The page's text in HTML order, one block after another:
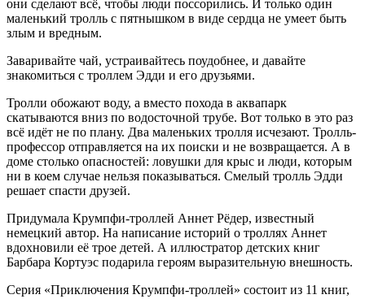
они сделают всё, чтобы люди поссорились. И только один
маленький тролль с пятнышком в виде сердца не умеет быть
злым и вредным.
Заваривайте чай, устраивайтесь поудобнее, и давайте
знакомиться с троллем Эдди и его друзьями.
Тролли обожают воду, а вместо похода в аквапарк
скатываются вниз по водосточной трубе. Вот только в это раз
всё идёт не по плану. Два маленьких тролля исчезают. Тролль-
профессор отправляется на их поиски и не возвращается. А в
доме столько опасностей: ловушки для крыс и люди, которым
ни в коем случае нельзя показываться. Смелый тролль Эдди
решает спасти друзей.
Придумала Крумпфи-троллей Аннет Рёдер, известный
немецкий автор. На написание историй о троллях Аннет
вдохновили её трое детей. А иллюстратор детских книг
Барбара Кортуэс подарила героям выразительную внешность.
Серия «Приключения Крумпфи-троллей» состоит из 11 книг,